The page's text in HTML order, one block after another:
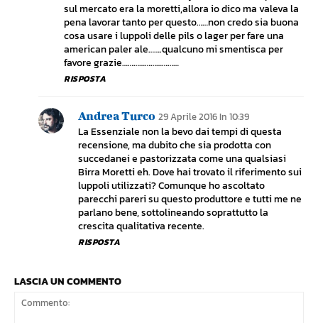
sul mercato era la moretti,allora io dico ma valeva la
pena lavorar tanto per questo……non credo sia buona
cosa usare i luppoli delle pils o lager per fare una
american paler ale…….qualcuno mi smentisca per
favore grazie…………………………
RISPOSTA
Andrea Turco 29 Aprile 2016 In 10:39
La Essenziale non la bevo dai tempi di questa
recensione, ma dubito che sia prodotta con
succedanei e pastorizzata come una qualsiasi
Birra Moretti eh. Dove hai trovato il riferimento sui
luppoli utilizzati? Comunque ho ascoltato
parecchi pareri su questo produttore e tutti me ne
parlano bene, sottolineando soprattutto la
crescita qualitativa recente.
RISPOSTA
LASCIA UN COMMENTO